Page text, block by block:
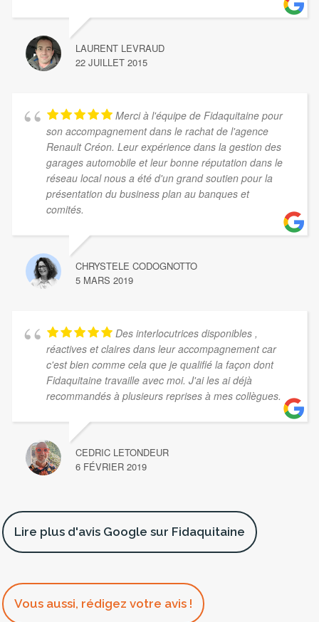
LAURENT LEVRAUD
22 JUILLET 2015
Merci à l'équipe de Fidaquitaine pour
son accompagnement dans le rachat de l'agence
Renault Créon. Leur expérience dans la gestion des
garages automobile et leur bonne réputation dans le
réseau local nous a été d'un grand soutien pour la
présentation du business plan au banques et
comités.
CHRYSTELE CODOGNOTTO
5 MARS 2019
Des interlocutrices disponibles ,
réactives et claires dans leur accompagnement car
c'est bien comme cela que je qualifié la façon dont
Fidaquitaine travaille avec moi. J'ai les ai déjà
recommandés à plusieurs reprises à mes collègues.
CEDRIC LETONDEUR
6 FÉVRIER 2019
Lire plus d'avis Google sur Fidaquitaine
Vous aussi, rédigez votre avis !